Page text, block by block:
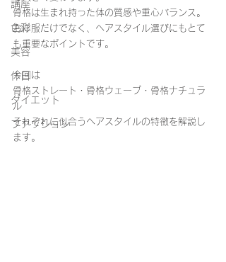
講座
色彩
美容
休日
ダイエット
ファッション
骨格は生まれ持った体の質感や重心バランス。
お洋服だけでなく、ヘアスタイル選びにもとて
も重要なポイントです。
今回は
骨格ストレート・骨格ウェーブ・骨格ナチュラ
ル
それぞれに似合うヘアスタイルの特徴を解説し
ます。